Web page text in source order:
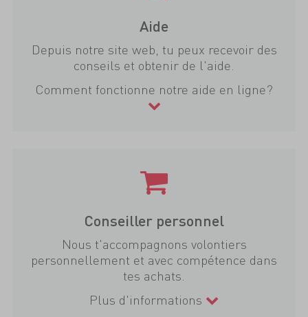
Aide
Depuis notre site web, tu peux recevoir des
conseils et obtenir de l'aide.
Comment fonctionne notre aide en ligne?
Conseiller personnel
Nous t'accompagnons volontiers
personnellement et avec compétence dans
tes achats.
Plus d'informations